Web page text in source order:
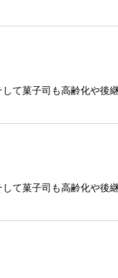
て菓子司も高齢化や後
て菓子司も高齢化や後